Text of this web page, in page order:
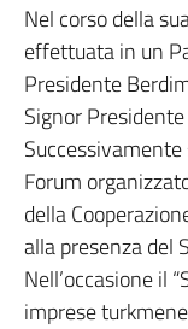
Nel corso della
effettuata in un
Presidente
Signor
Forum
della
alla presenza del
Nell’occasione il
imprese